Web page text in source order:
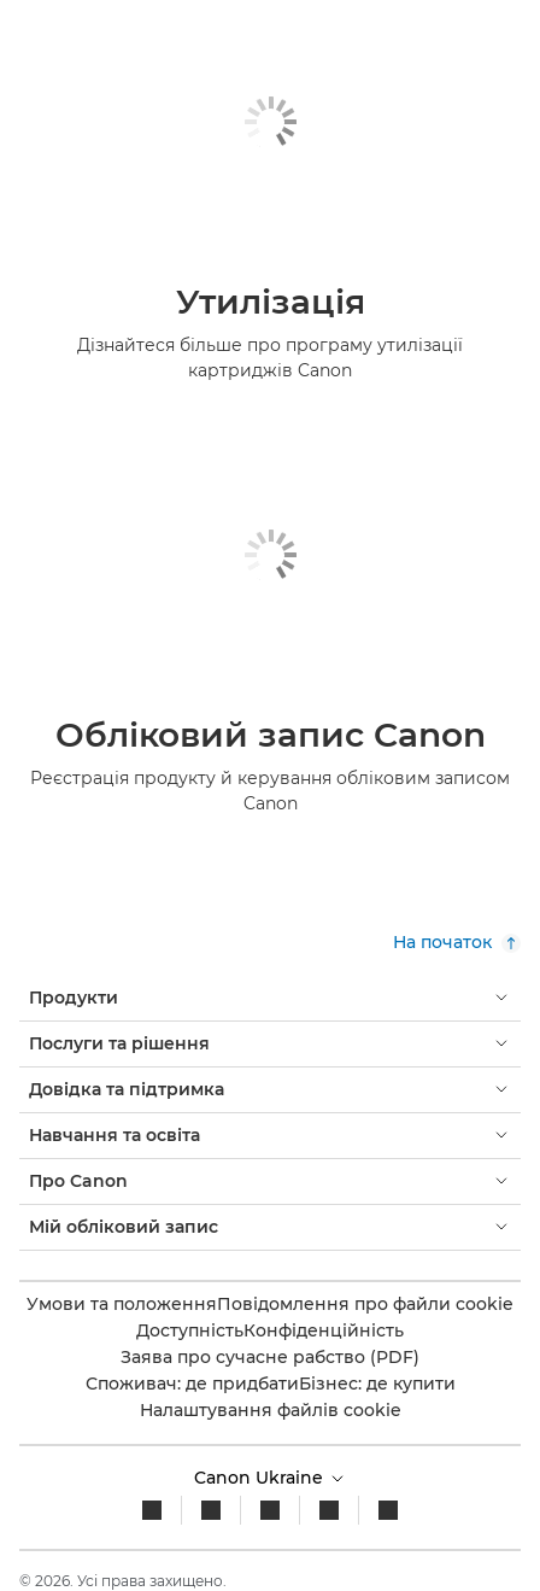
Утилізація
Дізнайтеся більше про програму утилізації
картриджів Canon
Обліковий запис Canon
Реєстрація продукту й керування обліковим записом
Canon
На початок
Продукти
Послуги та рішення
Довідка та підтримка
Навчання та освіта
Про Canon
Мій обліковий запис
Умови та положенняПовідомлення про файли cookie
ДоступністьКонфіденційність
Заява про сучасне рабство (PDF)
Споживач: де придбатиБізнес: де купити
Налаштування файлів cookie
Canon Ukraine
© 2026. Усі права захищено.